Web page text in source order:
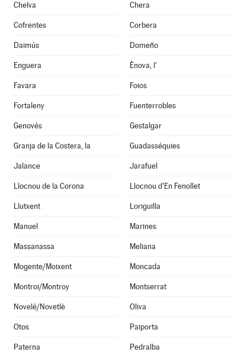
Chelva Chera
Cofrentes Corbera
Daimús Domeño
Enguera Ènova, l'
Favara Foios
Fortaleny Fuenterrobles
Genovés Gestalgar
Granja de la Costera, la Guadasséquies
Jalance Jarafuel
Llocnou de la Corona Llocnou d'En Fenollet
Llutxent Loriguilla
Manuel Marines
Massanassa Meliana
Mogente/Moixent Moncada
Montroi/Montroy Montserrat
Novelé/Novetlè Oliva
Otos Paiporta
Paterna Pedralba